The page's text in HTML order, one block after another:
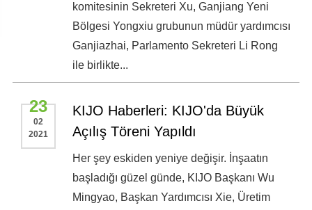
komitesinin Sekreteri Xu, Ganjiang Yeni
Bölgesi Yongxiu grubunun müdür yardımcısı
Ganjiazhai, Parlamento Sekreteri Li Rong
ile birlikte...
23
02
2021
KIJO Haberleri: KIJO'da Büyük
Açılış Töreni Yapıldı
Her şey eskiden yeniye değişir. İnşaatın
başladığı güzel günde, KIJO Başkanı Wu
Mingyao, Başkan Yardımcısı Xie, Üretim